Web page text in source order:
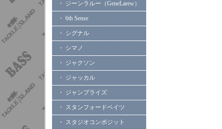
・ ジーンラルー（GeneLarew）
・ 6th Sense
・ シグナル
・ シマノ
・ ジャクソン
・ ジャッカル
・ ジャンプライズ
・ スタンフォードベイツ
・ スタジオコンポジット